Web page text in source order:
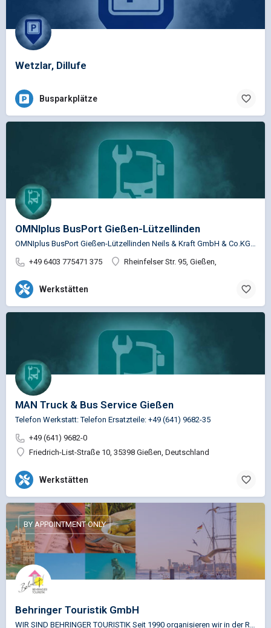
Wetzlar, Dillufe
Busparkplätze
OMNIplus BusPort Gießen-Lützellinden
+49 6403 775471 375
Rheinfelser Str. 95, Gießen,
Werkstätten
MAN Truck & Bus Service Gießen
Telefon Werkstatt: Telefon Ersatzteile: +49 (641) 9682-35
+49 (641) 9682-0
Friedrich-List-Straße 10, 35398 Gießen, Deutschland
Werkstätten
Behringer Touristik GmbH
BY APPOINTMENT ONLY